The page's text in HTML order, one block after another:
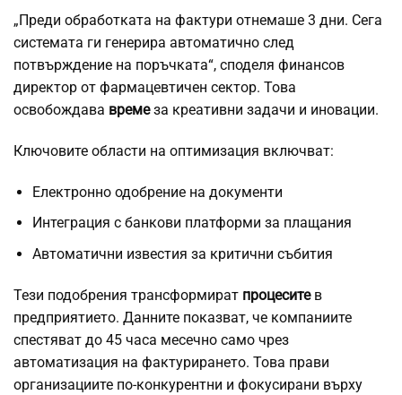
„Преди обработката на фактури отнемаше 3 дни. Сега
системата ги генерира автоматично след
потвърждение на поръчката“, споделя финансов
директор от фармацевтичен сектор. Това
освобождава времеза креативни задачи и иновации.
Ключовите области на оптимизация включват:
Електронно одобрение на документи
Интеграция с банкови платформи за плащания
Автоматични известия за критични събития
Тези подобрения трансформират процеситев
предприятието. Данните показват, че компаниите
спестяват до 45 часа месечно само чрез
автоматизация на фактурирането. Това прави
организациите по-конкурентни и фокусирани върху